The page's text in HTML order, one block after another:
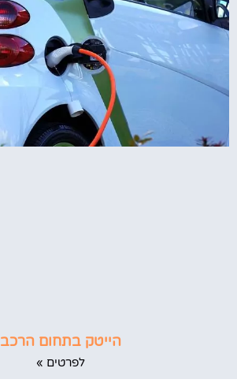
הייטק בתחום הרכב
לפרטים »